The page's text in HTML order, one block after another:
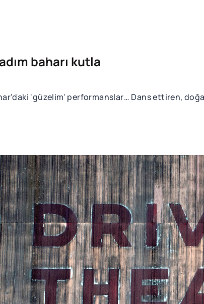
baharı kutla
'güzelim' performanslar… Dans ettiren,